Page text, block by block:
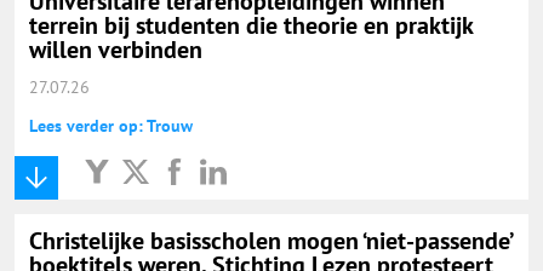
terrein bij studenten die theorie en praktijk
willen verbinden
27.07.26
Lees verder op: Trouw
Christelijke basisscholen mogen ‘niet-passende’